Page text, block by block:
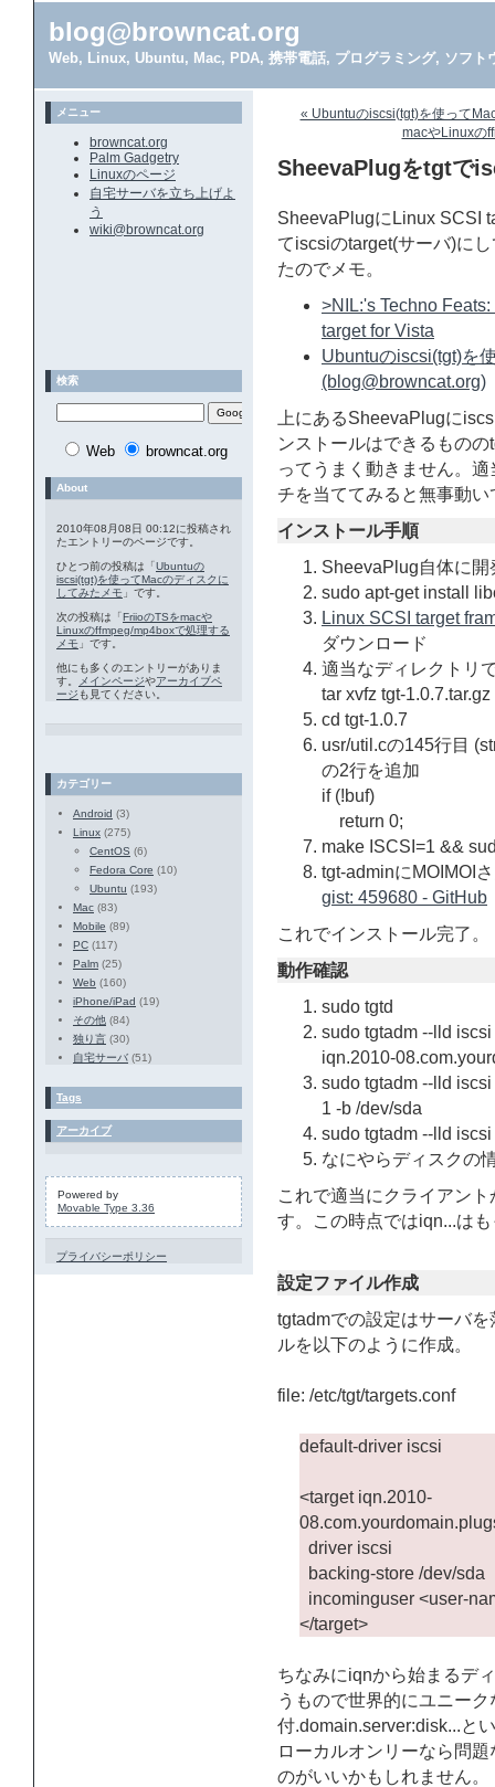
blog@browncat.org
Web, Linux, Ubuntu, Mac, PDA, 携帯電話, プログラミング, ソフト
« Ubuntuのiscsi(tgt)を使って
macやLinuxの
SheevaPlugをtgtで
SheevaPlugにLinux SCSI
てiscsiのtarget(サーバ)に
たのでメモ。
>NIL:'s Techno
target for Vista
Ubuntuのiscsi(tgt)を
(blog@browncat.org)
上にあるSheevaPlugに
ンストールはできるもの
ってうまく動きません。
チを当ててみると無事動い
インストール手順
SheevaPlug自体に
sudo apt-get install
Linux SCSI target
ダウンロード
適当なディレクトリ
tar xvfz tgt-1.0.7.tar.gz
cd tgt-1.0.7
usr/util.cの145行目
の2行を追加
if (!buf)
return 0;
make ISCSI=1 &&
tgt-adminにMOIMOI
gist: 459680 - GitHub
これでインストール完了。
動作確認
sudo tgtd
sudo tgtadm --lld
iqn.2010-
sudo tgtadm --lld
1 -b /dev/sda
sudo tgtadm --lld
なにやらディスクの
これで適当にクライアン
す。この時点ではiqn...は
設定ファイル作成
tgtadmでの設定はサーバ
ルを以下のように作成。
file: /etc/tgt/targets.conf
default-driver iscsi
<target iqn.2010-
driver iscsi
backing-store /dev/sda
incominguser <user-
</target>
ちなみにiqnから始まるデ
うもので世界的にユニー
付.domain.server:disk...と
ローカルオンリーなら問
のがいいかもしれません。
メニュー
browncat.org
Palm Gadgetry
Linuxのページ
自宅サーバを立ち上げよ
う
wiki@browncat.org
検索
Web browncat.org
About
2010年08月08日 00:12に投稿され
たエントリーのページです。
ひとつ前の投稿は「Ubuntuの
iscsi(tgt)を使ってMacのディスクに
してみたメモ 」です。
次の投稿は「FriioのTSをmacや
Linuxのffmpeg/mp4boxで処理する
メモ 」です。
他にも多くのエントリーがありま
す。
メインページやアーカイブペ
ージ も見てください。
カテゴリー
Android (3)
Linux (275)
CentOS (6)
Fedora Core (10)
Ubuntu (193)
Mac (83)
Mobile (89)
PC (117)
Palm (25)
Web (160)
iPhone/iPad (19)
その他 (84)
独り言 (30)
自宅サーバ (51)
Tags
アーカイブ
Powered by
Movable Type 3.36
プライバシーポリシー